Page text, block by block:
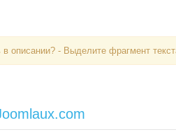
в описании? - Выделите фрагмент